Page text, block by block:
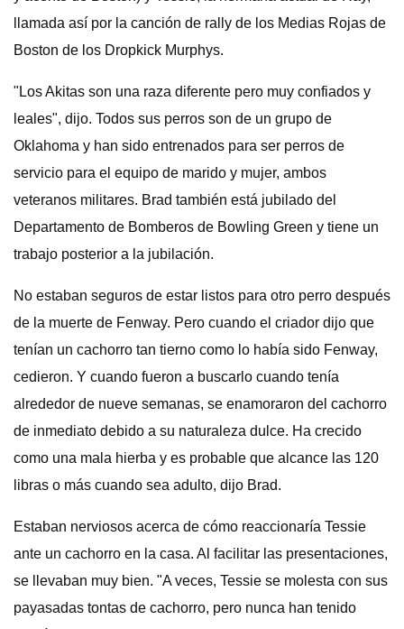
llamada así por la canción de rally de los Medias Rojas de
Boston de los Dropkick Murphys.
"Los Akitas son una raza diferente pero muy confiados y
leales", dijo. Todos sus perros son de un grupo de
Oklahoma y han sido entrenados para ser perros de
servicio para el equipo de marido y mujer, ambos
veteranos militares. Brad también está jubilado del
Departamento de Bomberos de Bowling Green y tiene un
trabajo posterior a la jubilación.
No estaban seguros de estar listos para otro perro después
de la muerte de Fenway. Pero cuando el criador dijo que
tenían un cachorro tan tierno como lo había sido Fenway,
cedieron. Y cuando fueron a buscarlo cuando tenía
alrededor de nueve semanas, se enamoraron del cachorro
de inmediato debido a su naturaleza dulce. Ha crecido
como una mala hierba y es probable que alcance las 120
libras o más cuando sea adulto, dijo Brad.
Estaban nerviosos acerca de cómo reaccionaría Tessie
ante un cachorro en la casa. Al facilitar las presentaciones,
se llevaban muy bien. "A veces, Tessie se molesta con sus
payasadas tontas de cachorro, pero nunca han tenido